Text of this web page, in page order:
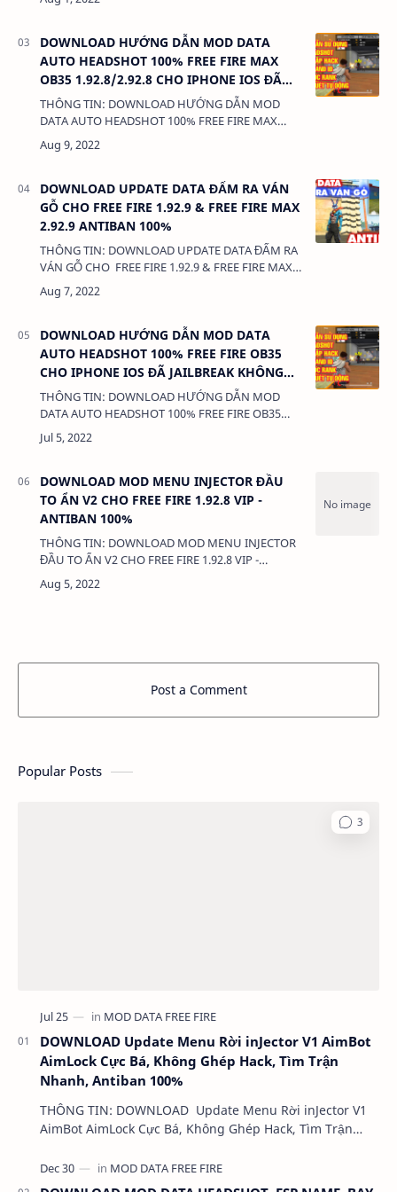
MỚI NHẤT DUNG LƯỢNG: 3MB LINK:
DOWNLOAD HƯỚNG DẪN MOD DATA
AUTO HEADSHOT 100% FREE FIRE MAX
OB35 1.92.8/2.92.8 CHO IPHONE IOS ĐÃ
JAILBREAK KHÔNG KHÓA NICK.
THÔNG TIN: DOWNLOAD HƯỚNG DẪN MOD
DATA AUTO HEADSHOT 100% FREE FIRE MAX
OB35 1.92.8/2.92.8 CHO IPHONE IOS ĐÃ
JAILBREAK KHÔNG KHÓA NICK. DUNG LƯỢNG:
DOWNLOAD UPDATE DATA ĐẤM RA VÁN
GỖ CHO FREE FIRE 1.92.9 & FREE FIRE MAX
2.92.9 ANTIBAN 100%
THÔNG TIN: DOWNLOAD UPDATE DATA ĐẤM RA
VÁN GỖ CHO FREE FIRE 1.92.9 & FREE FIRE MAX
2.92.9 ANTIBAN 100% DUNG LƯỢNG: 1 MB LINK:
(adsbygoogle = win…
DOWNLOAD HƯỚNG DẪN MOD DATA
AUTO HEADSHOT 100% FREE FIRE OB35
CHO IPHONE IOS ĐÃ JAILBREAK KHÔNG
KHÓA NICK.
THÔNG TIN: DOWNLOAD HƯỚNG DẪN MOD
DATA AUTO HEADSHOT 100% FREE FIRE OB35
CHO IPHONE IOS ĐÃ JAILBREAK KHÔNG KHÓA
NICK. DUNG LƯỢNG: 3MB LINK: (adsbygoogle =
DOWNLOAD MOD MENU INJECTOR ĐẦU
TO ẨN V2 CHO FREE FIRE 1.92.8 VIP -
ANTIBAN 100%
THÔNG TIN: DOWNLOAD MOD MENU INJECTOR
ĐẦU TO ẨN V2 CHO FREE FIRE 1.92.8 VIP -
ANTIBAN 100% DUNG LƯỢNG: 1 MB LINK:
(adsbygoogle = window.adsbygoogle …
Post a Comment
Popular Posts
DOWNLOAD Update Menu Rời inJector V1 AimBot
AimLock Cực Bá, Không Ghép Hack, Tìm Trận
Nhanh, Antiban 100%
THÔNG TIN: DOWNLOAD Update Menu Rời inJector V1
AimBot AimLock Cực Bá, Không Ghép Hack, Tìm Trận